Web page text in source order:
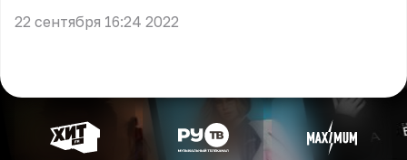
22 сентября 16:24 2022